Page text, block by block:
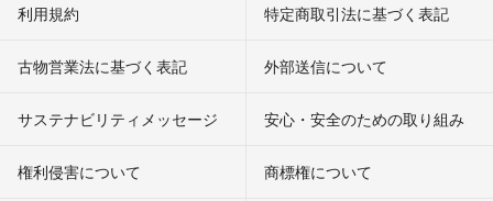
利用規約 特定商取引法に基づく表記
古物営業法に基づく表記 外部送信について
サステナビリティメッセージ 安心・安全のための取り組み
権利侵害について
商標権について